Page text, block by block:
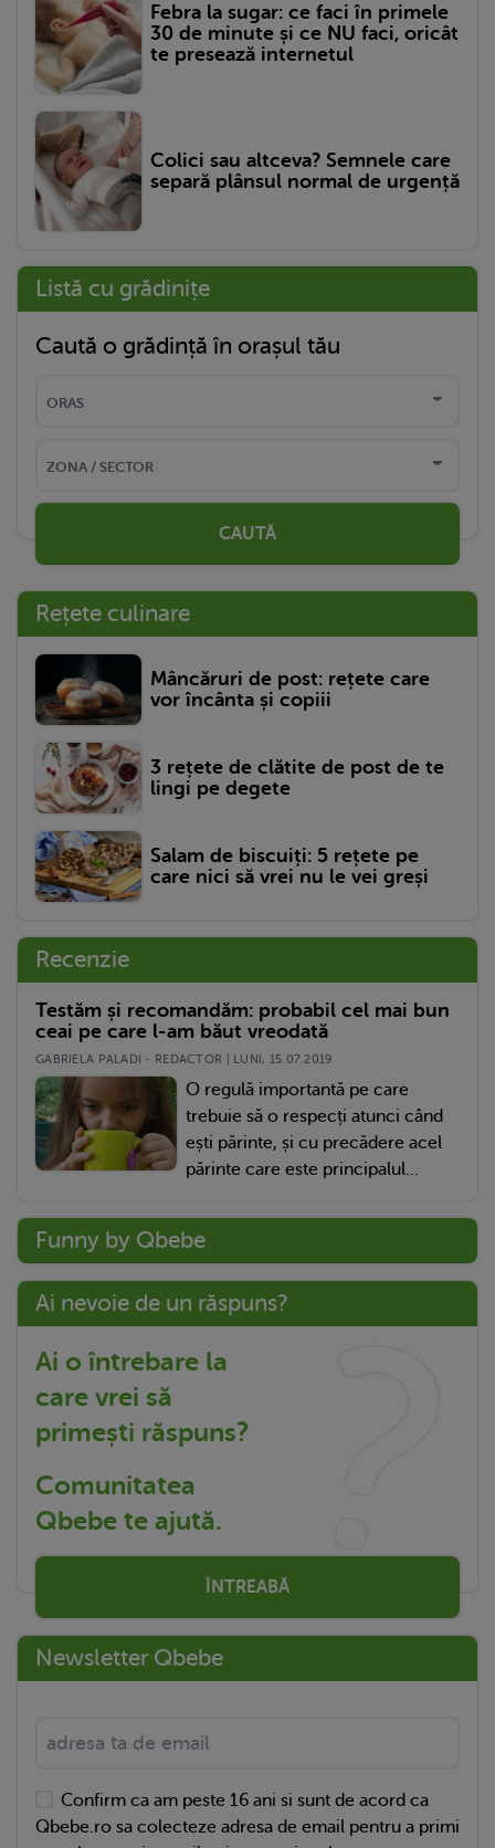
Febra la sugar: ce faci în primele
30 de minute și ce NU faci, oricât
te presează internetul
Colici sau altceva? Semnele care
separă plânsul normal de urgență
Listă cu grădinițe
Caută o grădință în orașul tău
CAUTĂ
Rețete culinare
Mâncăruri de post: rețete care
vor încânta și copiii
3 rețete de clătite de post de te
lingi pe degete
Salam de biscuiți: 5 rețete pe
care nici să vrei nu le vei greși
Recenzie
Testăm și recomandăm: probabil cel mai bun
ceai pe care l-am băut vreodată
GABRIELA PALADI - REDACTOR | LUNI, 15.07.2019
O regulă importantă pe care
trebuie să o respecți atunci când
ești părinte, și cu precădere acel
părinte care este principalul...
Funny by Qbebe
Ai nevoie de un răspuns?
Ai o întrebare la
care vrei să
primești răspuns?
Comunitatea
Qbebe te ajută.
ÎNTREABĂ
Newsletter Qbebe
Confirm ca am peste 16 ani si sunt de acord ca
Qbebe.ro sa colecteze adresa de email pentru a primi